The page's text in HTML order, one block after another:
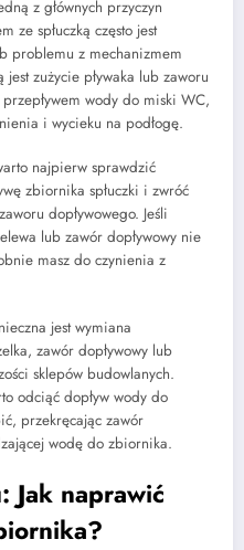
z głównych przyczyn
ze spłuczką często jest
problemu z mechanizmem
jest zużycie pływaka lub zaworu
wody do miski WC,
i wycieku na podłogę.
najpierw sprawdzić
zbiornika spłuczki i zwróć
dopływowego. Jeśli
lub zawór dopływowy nie
masz do czynienia z
jest wymiana
zawór dopływowy lub
sklepów budowlanych.
odciąć dopływ wody do
przekręcając zawór
wodę do zbiornika.
Jak naprawić